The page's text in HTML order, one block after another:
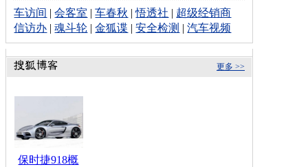
车访间 |会客室 |车春秋 |悟透社 | 超级经销商
信访办 |魂斗轮 |金狐谍 |安全检测 |汽车视频
更多 >>
保时捷918概